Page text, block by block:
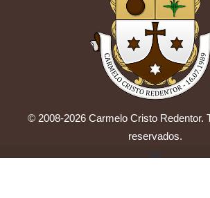
© 2008-2026 Carmelo Cristo Redentor.
reservados.